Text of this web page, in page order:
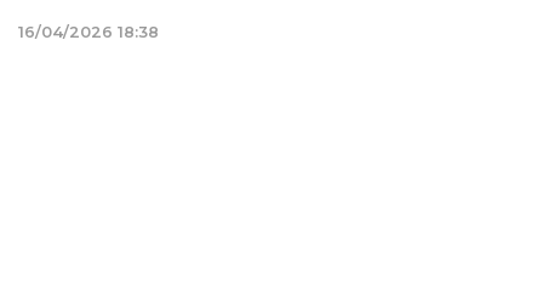
16/04/2026 18:38